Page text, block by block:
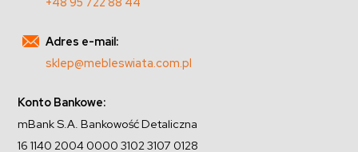
Adres e-mail:
sklep@mebleswiata.com.pl
Konto Bankowe:
mBank S.A. Bankowość Detaliczna
16 1140 2004 0000 3102 3107 0128